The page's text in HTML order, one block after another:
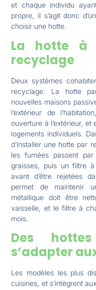
et chaque individu
propre, il s’agit donc
choisir une hotte.
La hotte à
recyclage
Deux systèmes
recyclage. La hotte
nouvelles maisons
l’extérieur de
ouverture à l’extérieur,
logements individuels.
d’installer une hotte par
les fumées passent
graisses, puis un filtre
avant d’être rejetées
permet de maintenir
métallique doit être
vaisselle, et le filtre à
mois.
Des
s’adapter
Les modèles les plus
cuisines, et s’intègrent